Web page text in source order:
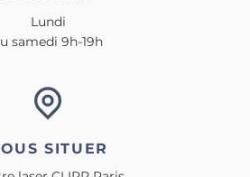
Lundi
samedi 9h-19h
SITUER